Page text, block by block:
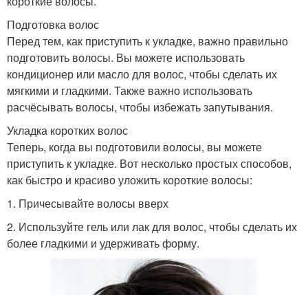
Вечерние прически
Прически с
невидимками
Невидимки на короткие
волосы
Элегантные прически Короткая стрижка
Стрижка с пышными
волосами
Стрижка с волосами
Подготовка волос
Перед тем, как приступить к укладке, важно правильно
подготовить волосы. Вы можете использовать
кондиционер или масло для волос, чтобы сделать их
мягкими и гладкими. Также важно использовать
расчёсывать волосы, чтобы избежать запутывания.
Укладка коротких волос
Теперь, когда вы подготовили волосы, вы можете
приступить к укладке. Вот несколько простых способов,
как быстро и красиво уложить короткие волосы:
1. Причесывайте волосы вверх
2. Используйте гель или лак для волос, чтобы сделать их
более гладкими и удерживать форму.